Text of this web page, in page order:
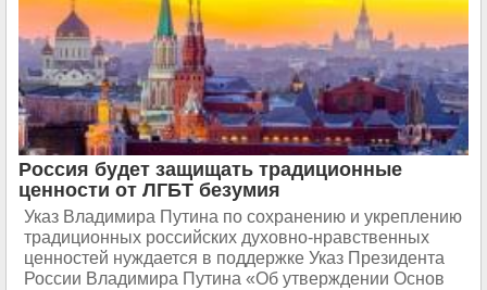
Россия будет защищать традиционные
ценности от ЛГБТ безумия
Указ Владимира Путина по сохранению и укреплению
традиционных российских духовно-нравственных
ценностей нуждается в поддержке Указ Президента
России Владимира Путина «Об утверждении Основ